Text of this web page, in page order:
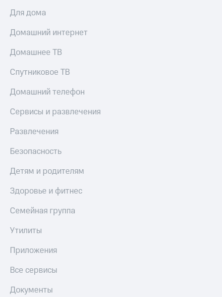
Для дома
Домашний интернет
Домашнее ТВ
Спутниковое ТВ
Домашний телефон
Сервисы и развлечения
Развлечения
Безопасность
Детям и родителям
Здоровье и фитнес
Семейная группа
Утилиты
Приложения
Все сервисы
Документы